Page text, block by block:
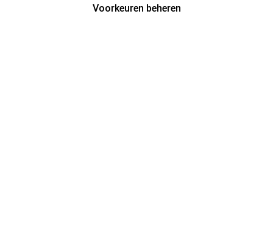
Voorkeuren beheren